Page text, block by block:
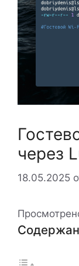
через
18.05.2025